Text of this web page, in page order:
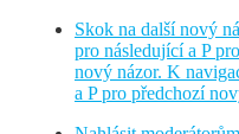
Skok na další nový
pro následující a P
nový názor. K
a P pro předchozí